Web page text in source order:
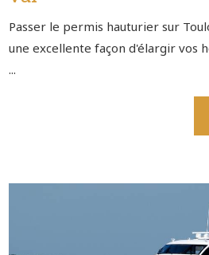
Passer le permis hauturier sur
une excellente façon d'élargir vos
...